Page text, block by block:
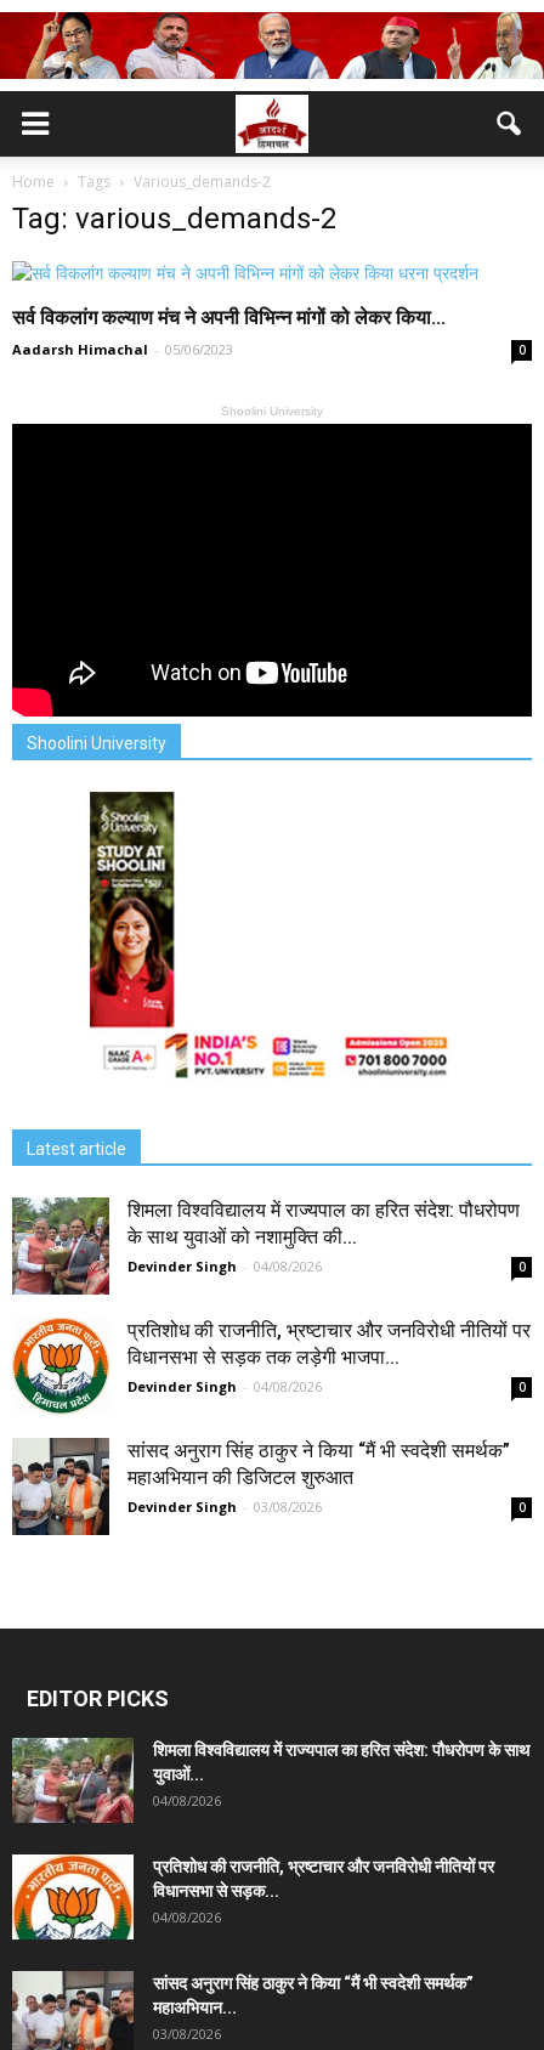
Home Tags Various_demands-2
Tag: various_demands-2
सर्व विकलांग कल्याण मंच ने अपनी विभिन्न मांगों को लेकर किया...
Aadarsh Himachal - 05/06/2023 0
Shoolini University
Shoolini University
Latest article
शिमला विश्वविद्यालय में राज्यपाल का हरित संदेश: पौधरोपण
के साथ युवाओं को नशामुक्ति की...
Devinder Singh - 04/08/2026 0
प्रतिशोध की राजनीति, भ्रष्टाचार और जनविरोधी नीतियों पर
विधानसभा से सड़क तक लड़ेगी भाजपा...
Devinder Singh - 04/08/2026 0
सांसद अनुराग सिंह ठाकुर ने किया “मैं भी स्वदेशी समर्थक”
महाअभियान की डिजिटल शुरुआत
Devinder Singh - 03/08/2026 0
EDITOR PICKS
शिमला विश्वविद्यालय में राज्यपाल का हरित संदेश: पौधरोपण के साथ
युवाओं...
04/08/2026
प्रतिशोध की राजनीति, भ्रष्टाचार और जनविरोधी नीतियों पर
विधानसभा से सड़क...
04/08/2026
सांसद अनुराग सिंह ठाकुर ने किया “मैं भी स्वदेशी समर्थक”
महाअभियान...
03/08/2026